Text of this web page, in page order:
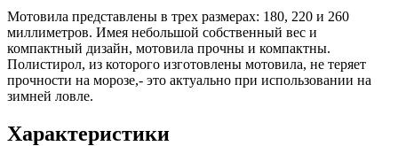
Мотовила представлены в трех размерах: 180, 220 и 260
миллиметров. Имея небольшой собственный вес и
компактный дизайн, мотовила прочны и компактны.
Полистирол, из которого изготовлены мотовила, не теряет
прочности на морозе,- это актуально при использовании на
зимней ловле.
Характеристики